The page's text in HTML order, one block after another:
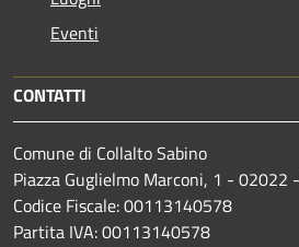
Eventi
CONTATTI
Comune di Collalto Sabino
Piazza Guglielmo Marconi, 1 - 02022
Codice Fiscale: 00113140578
Partita IVA: 00113140578